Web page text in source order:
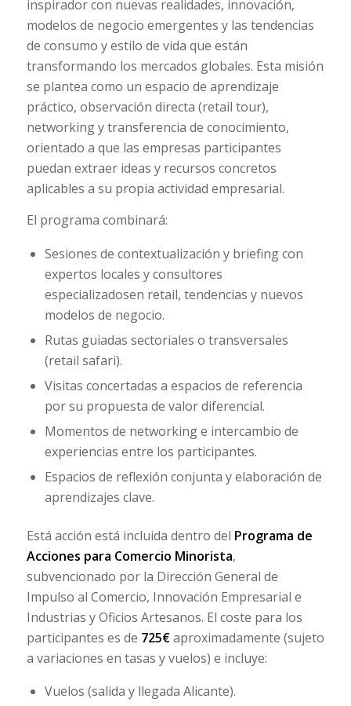
inspirador con nuevas realidades, innovación,
modelos de negocio emergentes y las tendencias
de consumo y estilo de vida que están
transformando los mercados globales. Esta misión
se plantea como un espacio de aprendizaje
práctico, observación directa (retail tour),
networking y transferencia de conocimiento,
orientado a que las empresas participantes
puedan extraer ideas y recursos concretos
aplicables a su propia actividad empresarial.
El programa combinará:
Sesiones de contextualización y briefing con
expertos locales y consultores
especializadosen retail, tendencias y nuevos
modelos de negocio.
Rutas guiadas sectoriales o transversales
(retail safari).
Visitas concertadas a espacios de referencia
por su propuesta de valor diferencial.
Momentos de networking e intercambio de
experiencias entre los participantes.
Espacios de reflexión conjunta y elaboración de
aprendizajes clave.
Está acción está incluida dentro del Programa de
Acciones para Comercio Minorista,
subvencionado por la Dirección General de
Impulso al Comercio, Innovación Empresarial e
Industrias y Oficios Artesanos. El coste para los
participantes es de 725€aproximadamente (sujeto
a variaciones en tasas y vuelos) e incluye:
Vuelos (salida y llegada Alicante).